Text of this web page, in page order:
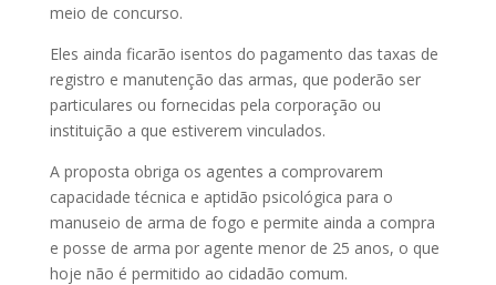
meio de concurso.
Eles ainda ficarão isentos do pagamento das taxas de
registro e manutenção das armas, que poderão ser
particulares ou fornecidas pela corporação ou
instituição a que estiverem vinculados.
A proposta obriga os agentes a comprovarem
capacidade técnica e aptidão psicológica para o
manuseio de arma de fogo e permite ainda a compra
e posse de arma por agente menor de 25 anos, o que
hoje não é permitido ao cidadão comum.